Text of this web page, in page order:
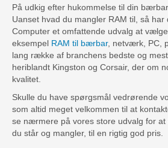
På udkig efter hukommelse til din
Uanset hvad du mangler RAM til, så har
Computer et omfattende udvalg at
eksempel RAM til bærbar, netværk, PC,
lang række af branchens bedste og
heriblandt Kingston og Corsair, der om
kvalitet.
Skulle du have spørgsmål vedrørende
som altid meget velkommen til at
se nærmere på vores store udvalg for at
du står og mangler, til en rigtig god pris.